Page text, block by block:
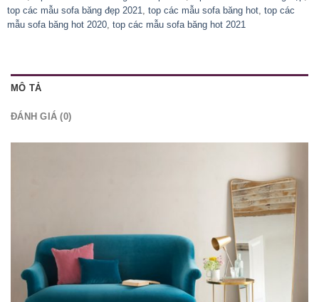
top các mẫu sofa băng đẹp 2021, top các mẫu sofa băng hot, top các
mẫu sofa băng hot 2020, top các mẫu sofa băng hot 2021
MÔ TẢ
ĐÁNH GIÁ (0)